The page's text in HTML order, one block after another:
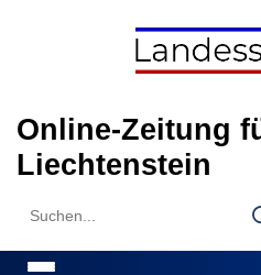
Online-Zeitung
Liechtenstein
Search